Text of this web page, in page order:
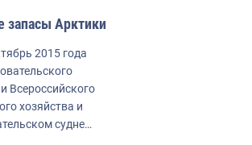
запасы Арктики
2015 года
Всероссийского
хозяйства и
судне…